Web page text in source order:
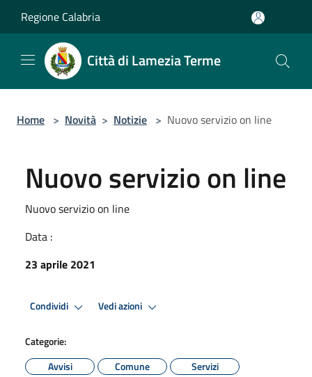
Regione Calabria
Città di Lamezia Terme
Home > Novità > Notizie > Nuovo servizio on line
Nuovo servizio on line
Nuovo servizio on line
Data :
23 aprile 2021
Condividi Vedi azioni
Categorie:
Avvisi
Comune Servizi